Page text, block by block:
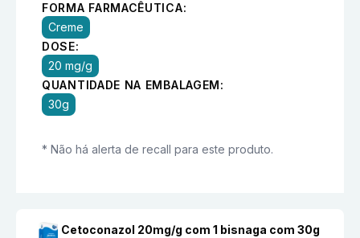
FORMA FARMACÊUTICA:
Creme
DOSE:
20 mg/g
QUANTIDADE NA EMBALAGEM:
30g
* Não há alerta de recall para este produto.
Cetoconazol 20mg/g com 1 bisnaga com 30g